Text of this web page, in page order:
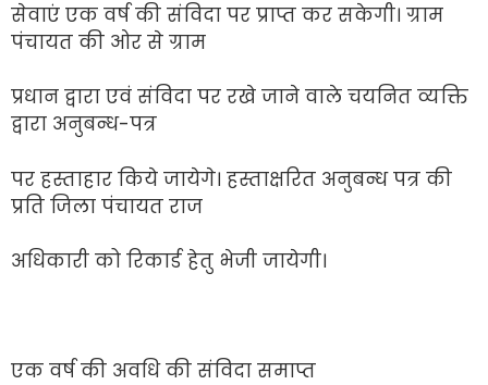
सेवाएं एक वर्ष की संविदा पर प्राप्त कर सकेगी। ग्राम
पंचायत की ओर से ग्राम
प्रधान द्वारा एवं संविदा पर रखे जाने वाले चयनित व्यक्ति
द्वारा अनुबन्ध-पत्र
पर हस्ताहार किये जायेगे। हस्ताक्षरित अनुबन्ध पत्र की
प्रति जिला पंचायत राज
अधिकारी को रिकार्ड हेतु भेजी जायेगी।
एक वर्ष की अवधि की संविदा समाप्त